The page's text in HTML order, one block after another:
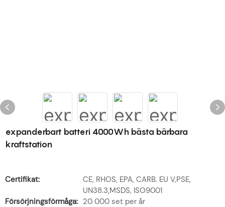
expanderbart batteri 4000Wh bästa bärbara
kraftstation
Certifikat:
CE, RHOS, EPA, CARB. EU V,PSE,
UN38.3,MSDS, ISO9001
Försörjningsförmåga: 20 000 set per år